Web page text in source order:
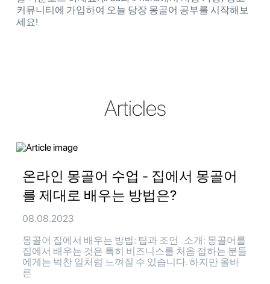
커뮤니티에 가입하여 오늘 당장 몽골어 공부를 시작해보
세요!
Articles
온라인 몽골어 수업 - 집에서 몽골어
를 제대로 배우는 방법은?
08.08.2023
몽골어 집에서 배우는 방법: 팁과 조언 소개: 몽골어를
집에서 배우는 것은 특히 비즈니스를 처음 접하는 분들
에게는 벅찬 일처럼 느껴질 수 있습니다. 하지만 올바
른